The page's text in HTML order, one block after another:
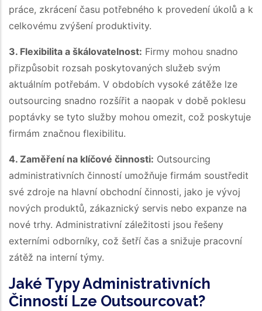
práce, zkrácení času potřebného k provedení úkolů a k
celkovému zvýšení produktivity.
3. Flexibilita a škálovatelnost: Firmy mohou snadno
přizpůsobit rozsah poskytovaných služeb svým
aktuálním potřebám. V obdobích vysoké zátěže lze
outsourcing snadno rozšířit a naopak v době poklesu
poptávky se tyto služby mohou omezit, což poskytuje
firmám značnou flexibilitu.
4. Zaměření na klíčové činnosti: Outsourcing
administrativních činností umožňuje firmám soustředit
své zdroje na hlavní obchodní činnosti, jako je vývoj
nových produktů, zákaznický servis nebo expanze na
nové trhy. Administrativní záležitosti jsou řešeny
externími odborníky, což šetří čas a snižuje pracovní
zátěž na interní týmy.
Jaké Typy Administrativních
Činností Lze Outsourcovat?